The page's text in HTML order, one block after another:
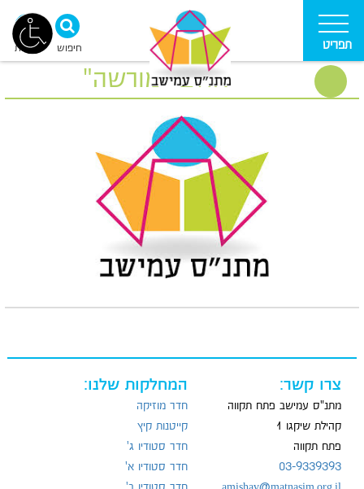
תפריט נגישות חיפוש
אולם "מורשה"
צרו קשר:
מתנ"ס עמישב פתח תקווה
קהילת שיקגו 1
פתח תקווה
03-9339393
המחלקות שלנו:
חדר מוזיקה
קייטנות קיץ
חדר סטודיו ג'
חדר סטודיו א'